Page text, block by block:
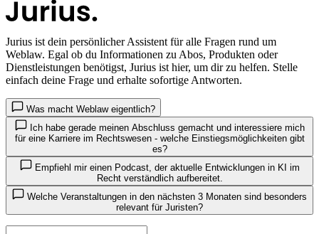
Jurius ist dein persönlicher Assistent für alle Fragen rund um
Weblaw. Egal ob du Informationen zu Abos, Produkten oder
Dienstleistungen benötigst, Jurius ist hier, um dir zu helfen. Stelle
einfach deine Frage und erhalte sofortige Antworten.
Was macht Weblaw eigentlich?
Ich habe gerade meinen Abschluss gemacht und interessiere mich
für eine Karriere im Rechtswesen - welche Einstiegsmöglichkeiten gibt
es?
Empfiehl mir einen Podcast, der aktuelle Entwicklungen in KI im
Recht verständlich aufbereitet.
relevant für Juristen?